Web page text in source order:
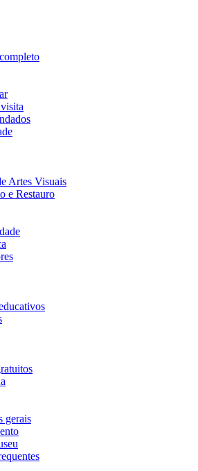
Artes Visuais
e Restauro
gerais